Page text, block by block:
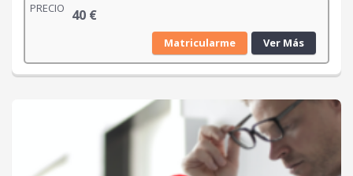
PRECIO 40 €
Matricularme Ver Más